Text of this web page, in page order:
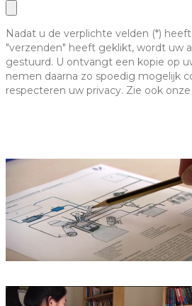
Nadat u de verplichte velden (*)
"verzenden" heeft geklikt, wordt uw
gestuurd. U ontvangt een kopie op
nemen daarna zo spoedig mogelijk
respecteren uw privacy. Zie ook onze